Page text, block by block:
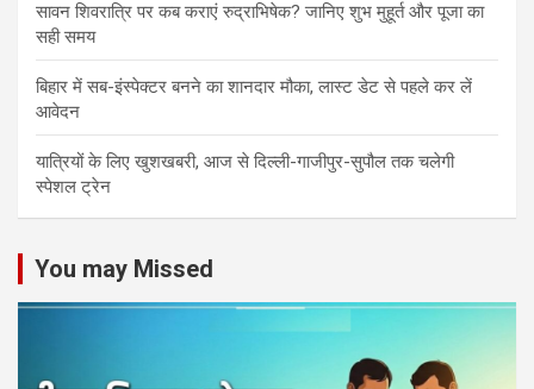
सावन शिवरात्रि पर कब कराएं रुद्राभिषेक? जानिए शुभ मुहूर्त और पूजा का
सही समय
बिहार में सब-इंस्पेक्टर बनने का शानदार मौका, लास्ट डेट से पहले कर लें
आवेदन
यात्रियों के लिए खुशखबरी, आज से दिल्ली-गाजीपुर-सुपौल तक चलेगी
स्पेशल ट्रेन
You may Missed